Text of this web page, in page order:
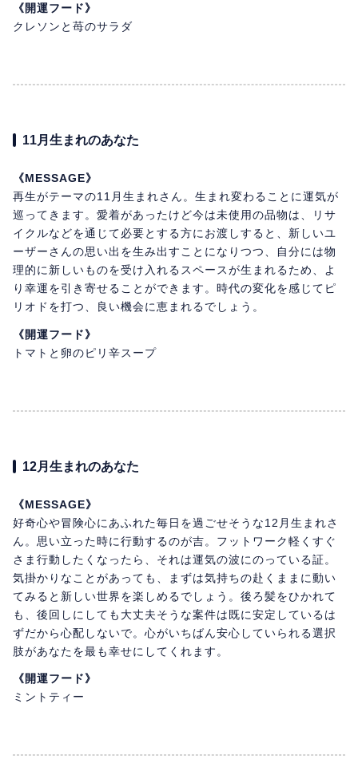
《開運フード》
クレソンと苺のサラダ
11月生まれのあなた
《MESSAGE》
再生がテーマの11月生まれさん。生まれ変わることに運気が
巡ってきます。愛着があったけど今は未使用の品物は、リサ
イクルなどを通じて必要とする方にお渡しすると、新しいユ
ーザーさんの思い出を生み出すことになりつつ、自分には物
理的に新しいものを受け入れるスペースが生まれるため、よ
り幸運を引き寄せることができます。時代の変化を感じてピ
リオドを打つ、良い機会に恵まれるでしょう。
《開運フード》
トマトと卵のピリ辛スープ
12月生まれのあなた
《MESSAGE》
好奇心や冒険心にあふれた毎日を過ごせそうな12月生まれさ
ん。思い立った時に行動するのが吉。フットワーク軽くすぐ
さま行動したくなったら、それは運気の波にのっている証。
気掛かりなことがあっても、まずは気持ちの赴くままに動い
てみると新しい世界を楽しめるでしょう。後ろ髪をひかれて
も、後回しにしても大丈夫そうな案件は既に安定しているは
ずだから心配しないで。心がいちばん安心していられる選択
肢があなたを最も幸せにしてくれます。
《開運フード》
ミントティー